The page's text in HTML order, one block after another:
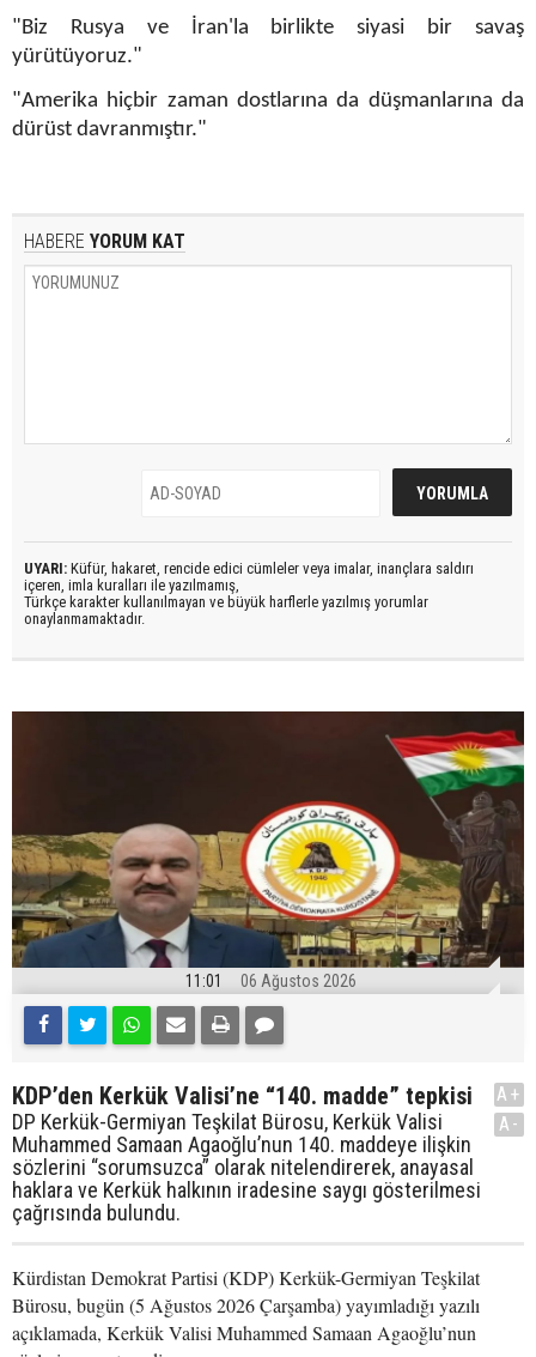
"Biz Rusya ve İran'la birlikte siyasi bir savaş
yürütüyoruz."
"Amerika hiçbir zaman dostlarına da düşmanlarına da
dürüst davranmıştır."
HABERE YORUM KAT
UYARI: Küfür, hakaret, rencide edici cümleler veya imalar, inançlara saldırı
içeren, imla kuralları ile yazılmamış,
Türkçe karakter kullanılmayan ve büyük harflerle yazılmış yorumlar
onaylanmamaktadır.
11:01 06 Ağustos 2026
KDP’den Kerkük Valisi’ne “140. madde” tepkisi
DP Kerkük-Germiyan Teşkilat Bürosu, Kerkük Valisi
Muhammed Samaan Agaoğlu’nun 140. maddeye ilişkin
sözlerini “sorumsuzca” olarak nitelendirerek, anayasal
haklara ve Kerkük halkının iradesine saygı gösterilmesi
çağrısında bulundu.
A+
A-
Kürdistan Demokrat Partisi (KDP) Kerkük-Germiyan Teşkilat
Bürosu, bugün (5 Ağustos 2026 Çarşamba) yayımladığı yazılı
açıklamada, Kerkük Valisi Muhammed Samaan Agaoğlu’nun